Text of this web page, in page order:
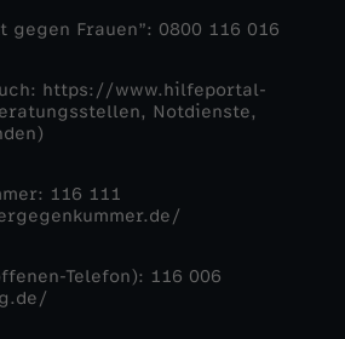
gegen Frauen”: 0800 116 016
https://www.hilfeportal-
Notdienste,
116 111
Telefon): 116 006